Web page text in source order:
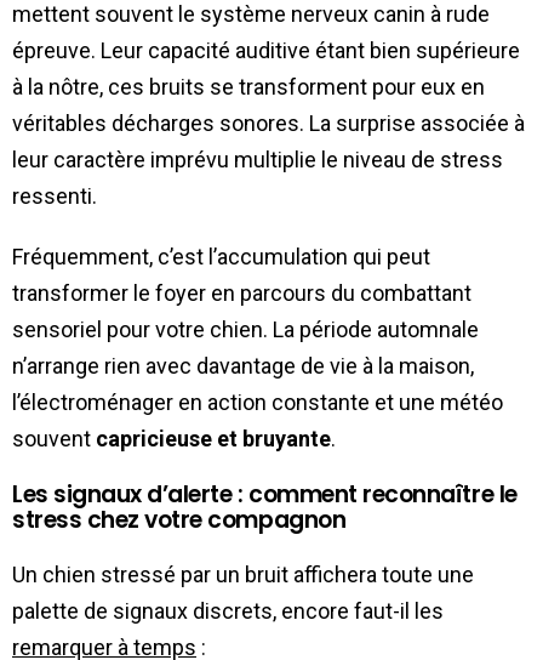
mettent souvent le système nerveux canin à rude
épreuve. Leur capacité auditive étant bien supérieure
à la nôtre, ces bruits se transforment pour eux en
véritables décharges sonores. La surprise associée à
leur caractère imprévu multiplie le niveau de stress
ressenti.
Fréquemment, c’est l’accumulation qui peut
transformer le foyer en parcours du combattant
sensoriel pour votre chien. La période automnale
n’arrange rien avec davantage de vie à la maison,
l’électroménager en action constante et une météo
souvent capricieuse et bruyante.
Les signaux d’alerte : comment reconnaître le
stress chez votre compagnon
Un chien stressé par un bruit affichera toute une
palette de signaux discrets, encore faut-il les
remarquer à temps :